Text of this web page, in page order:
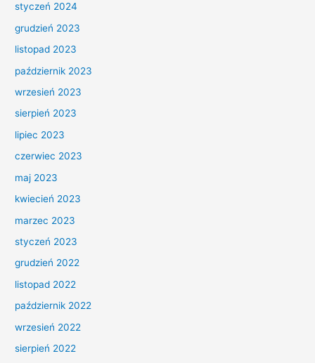
styczeń 2024
grudzień 2023
listopad 2023
październik 2023
wrzesień 2023
sierpień 2023
lipiec 2023
czerwiec 2023
maj 2023
kwiecień 2023
marzec 2023
styczeń 2023
grudzień 2022
listopad 2022
październik 2022
wrzesień 2022
sierpień 2022